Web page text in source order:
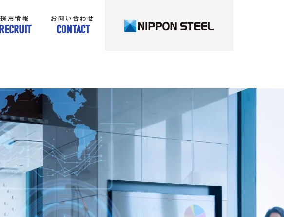
採用情報
RECRUIT
お問い合わせ
CONTACT